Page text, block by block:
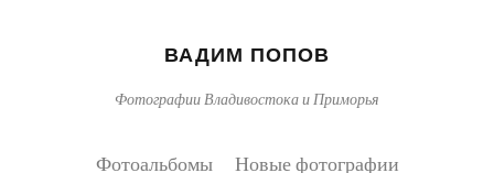
ВАДИМ ПОПОВ
Фотографии Владивостока и Приморья
Фотоальбомы
Новые фотографии